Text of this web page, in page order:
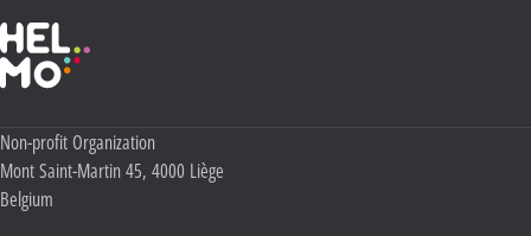
Haute École Libre Mosane
Adresse :
Non-profit Organization
Mont Saint-Martin 45, 4000 Liège
Belgium